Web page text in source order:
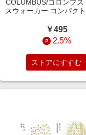
COLUMBUS/コロンブス
スウォーカー コンパクト
その他おまとめ】靴【三
丹/公式】
￥495
2.5%
ストアにすすむ